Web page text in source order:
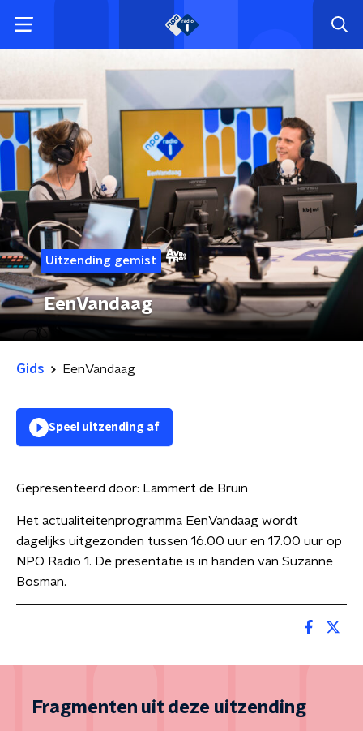
Uitzending gemist
EenVandaag
Gids EenVandaag
Speel uitzending af
Gepresenteerd door: Lammert de Bruin
Het actualiteitenprogramma EenVandaag wordt
dagelijks uitgezonden tussen 16.00 uur en 17.00 uur op
NPO Radio 1. De presentatie is in handen van Suzanne
Bosman.
Fragmenten uit deze uitzending